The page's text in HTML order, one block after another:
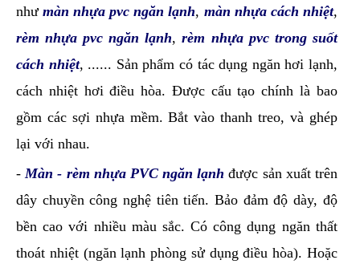
nhưmàn nhựa pvc ngăn lạnh, màn nhựa cách nhiệt,
rèm nhựa pvc ngăn lạnh,rèm nhựa pvc trong suốt
cách nhiệt, ...... Sản phẩm có tác dụng ngăn hơi lạnh,
cách nhiệt hơi điều hòa. Được cấu tạo chính là bao
gồm các sợi nhựa mềm. Bắt vào thanh treo, và ghép
lại với nhau.
- Màn - rèm nhựa PVC ngăn lạnh được sản xuất trên
dây chuyền công nghệ tiên tiến. Bảo đảm độ dày, độ
bền cao với nhiều màu sắc. Có công dụng ngăn thất
thoát nhiệt (ngăn lạnh phòng sử dụng điều hòa). Hoặc